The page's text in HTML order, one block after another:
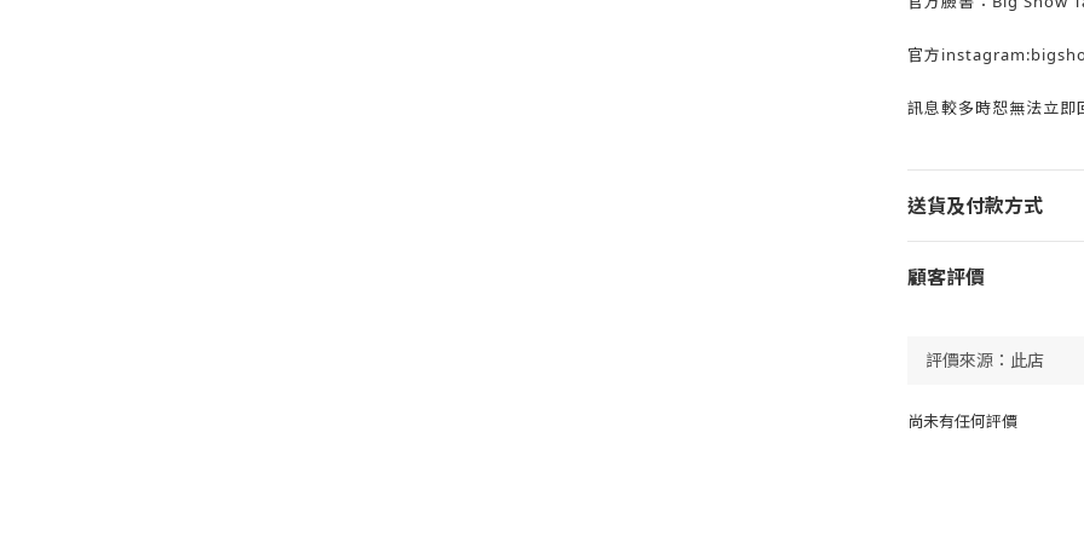
官方
訊息較多時恕無法立即
送貨及付款方式
顧客評價
尚未有任何評價